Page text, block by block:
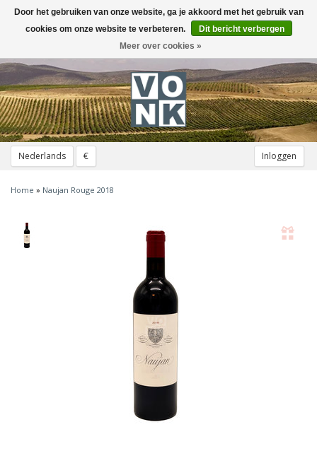
Nederlands € Inloggen
Toggle
navigation
Home » Naujan Rouge 2018
Door het gebruiken van onze website, ga je akkoord met het gebruik van
cookies om onze website te verbeteren.
Dit bericht verbergen
Meer over cookies »